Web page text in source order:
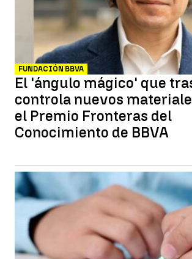
FUNDACIÓN BBVA
El 'ángulo mágico' que
controla nuevos
el Premio Fronteras del
Conocimiento de BBVA